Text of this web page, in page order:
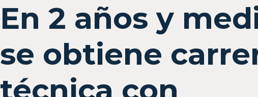
En 2 años y
se obtiene